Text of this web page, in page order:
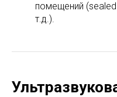
помещений
т.д.).